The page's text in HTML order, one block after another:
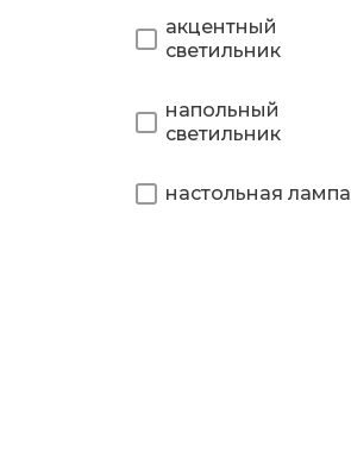
акцентный
светильник
напольный
светильник
настольная лампа